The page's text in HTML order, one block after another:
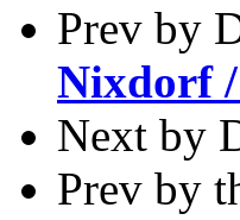
Prev by
Nixdorf
Next by
Prev by